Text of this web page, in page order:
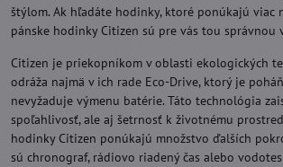
štýlom. Ak hľadáte hodinky, ktoré ponúkajú viac
pánske hodinky Citizen sú pre vás tou správnou
Citizen je priekopníkom v oblasti ekologických
odráža najmä v ich rade Eco-Drive, ktorý je
nevyžaduje výmenu batérie. Táto technológia
spoľahlivosť, ale aj šetrnosť k životnému
hodinky Citizen ponúkajú množstvo ďalších
sú chronograf, rádiovo riadený čas alebo